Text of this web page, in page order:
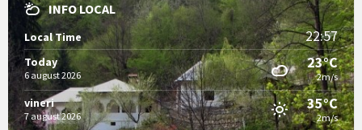
INFO LOCAL
Local Time 22:57
Today
6 august 2026
23°C
2m/s
vineri
7 august 2026
35°C
2m/s